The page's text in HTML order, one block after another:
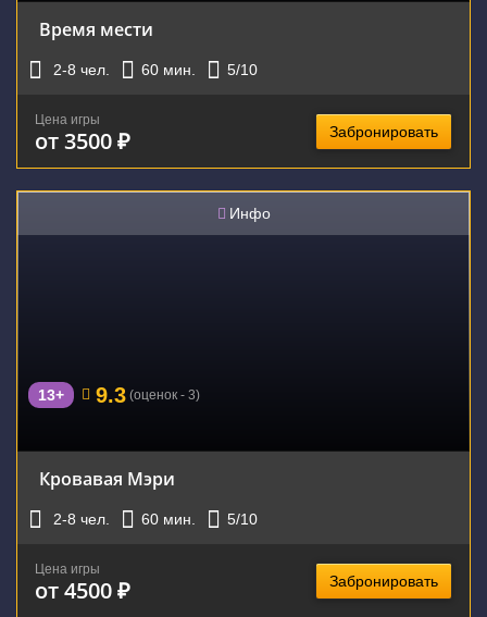
Время мести
2-8 чел. 60 мин. 5/10
Цена игры
от 3500 ₽ Забронировать
Инфо
13+ 9.3 (оценок - 3)
Кровавая Мэри
2-8 чел. 60 мин. 5/10
Цена игры
от 4500 ₽ Забронировать